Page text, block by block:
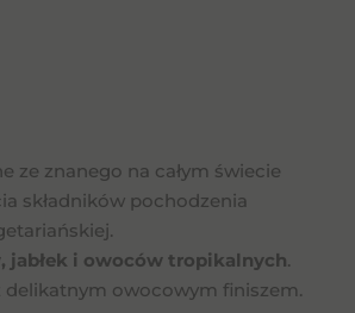
ze znanego na całym świecie
składników pochodzenia
jabłek i owoców tropikalnych.
delikatnym owocowym finiszem.